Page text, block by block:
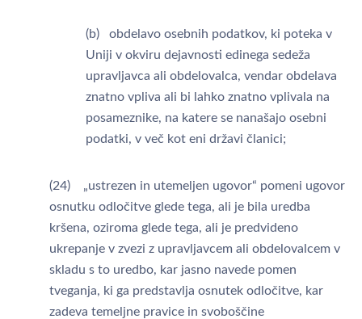
(b) obdelavo osebnih podatkov, ki poteka v
Uniji v okviru dejavnosti edinega sedeža
upravljavca ali obdelovalca, vendar obdelava
znatno vpliva ali bi lahko znatno vplivala na
posameznike, na katere se nanašajo osebni
podatki, v več kot eni državi članici;
(24) „ustrezen in utemeljen ugovor“ pomeni ugovor
osnutku odločitve glede tega, ali je bila uredba
kršena, oziroma glede tega, ali je predvideno
ukrepanje v zvezi z upravljavcem ali obdelovalcem v
skladu s to uredbo, kar jasno navede pomen
tveganja, ki ga predstavlja osnutek odločitve, kar
zadeva temeljne pravice in svoboščine